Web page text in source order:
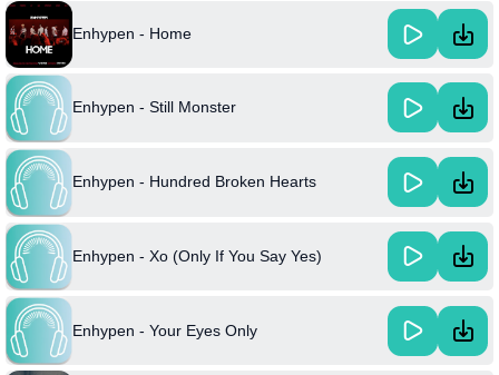
Enhypen - Home
Enhypen - Still Monster
Enhypen - Hundred Broken Hearts
Enhypen - Xo (Only If You Say Yes)
Enhypen - Your Eyes Only